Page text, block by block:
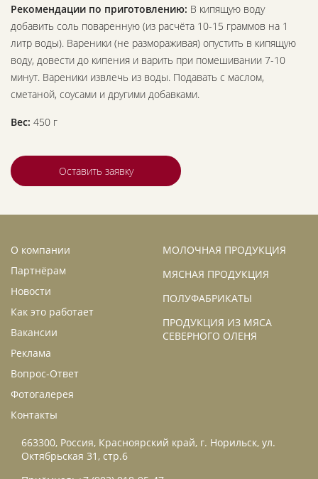
Рекомендации по приготовлению: В кипящую воду
добавить соль поваренную (из расчёта 10-15 граммов на 1
литр воды). Вареники (не размораживая) опустить в кипящую
воду, довести до кипения и варить при помешивании 7-10
минут. Вареники извлечь из воды. Подавать с маслом,
сметаной, соусами и другими добавками.
Вес: 450 г
Оставить заявку
О компании
Партнёрам
Новости
Как это работает
Вакансии
Реклама
Вопрос-Ответ
Фотогалерея
Контакты
МОЛОЧНАЯ ПРОДУКЦИЯ
МЯСНАЯ ПРОДУКЦИЯ
ПОЛУФАБРИКАТЫ
ПРОДУКЦИЯ ИЗ МЯСА
СЕВЕРНОГО ОЛЕНЯ
663300, Россия, Красноярский край, г. Норильск, ул.
Октябрьская 31, стр.6